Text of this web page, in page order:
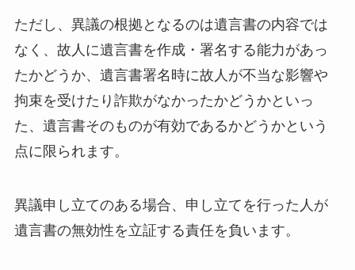
ただし、異議の根拠となるのは遺言書の内容では
なく、故人に遺言書を作成・署名する能力があっ
たかどうか、遺言書署名時に故人が不当な影響や
拘束を受けたり詐欺がなかったかどうかといっ
た、遺言書そのものが有効であるかどうかという
点に限られます。
異議申し立てのある場合、申し立てを行った人が
遺言書の無効性を立証する責任を負います。